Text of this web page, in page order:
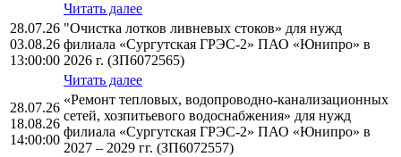
Читать далее
28.07.26
03.08.26
13:00:00
"Очистка лотков ливневых стоков» для нужд
филиала «Сургутская ГРЭС-2» ПАО «Юнипро» в
2026 г. (ЗП6072565)
Читать далее
28.07.26
18.08.26
14:00:00
«Ремонт тепловых, водопроводно-канализационных
сетей, хозпитьевого водоснабжения» для нужд
филиала «Сургутская ГРЭС-2» ПАО «Юнипро» в
2027 – 2029 гг. (ЗП6072557)